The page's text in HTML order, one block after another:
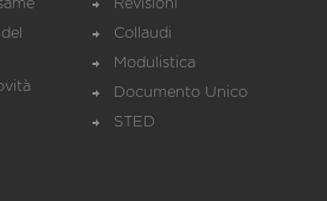
Revisioni
Collaudi
Modulistica
Documento Unico
STED